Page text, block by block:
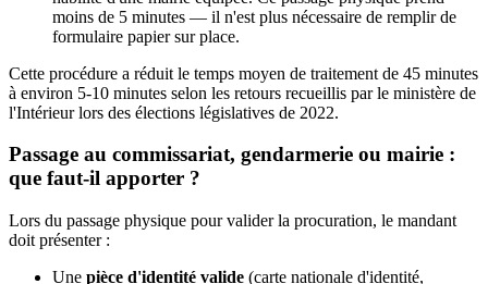
moins de 5 minutes — il n'est plus nécessaire de remplir de
formulaire papier sur place.
Cette procédure a réduit le temps moyen de traitement de 45 minutes
à environ 5-10 minutes selon les retours recueillis par le ministère de
l'Intérieur lors des élections législatives de 2022.
Passage au commissariat, gendarmerie ou mairie :
que faut-il apporter ?
Lors du passage physique pour valider la procuration, le mandant
doit présenter :
Une pièce d'identité valide (carte nationale d'identité,